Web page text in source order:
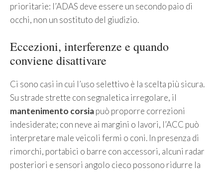
prioritarie: l’ADAS deve essere un secondo paio di
occhi, non un sostituto del giudizio.
Eccezioni, interferenze e quando
conviene disattivare
Ci sono casi in cui l’uso selettivo è la scelta più sicura.
Su strade strette con segnaletica irregolare, il
mantenimento corsiapuò proporre correzioni
indesiderate; con neve ai margini o lavori, l’ACC può
interpretare male veicoli fermi o coni. In presenza di
rimorchi, portabici o barre con accessori, alcuni radar
posteriori e sensori angolo cieco possono ridurre la